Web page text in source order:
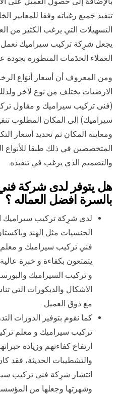
تنفيذ جَميع رغباته وفقا للمعايير
التسهيلات التي يرغب الكثير من
يجعل شرِكة تركيب سيراميك نعمل
العملاء الخدَمات المتطورة بجودة
ومن المعروف أن أسعار أنوَاع
الارضيات يختلف من نوع لآخر
(فنى تركيب سيراميك و مقاول
سيراميك) الى المكان المطلوب
ومعاينة المكان ثم تحديد أسعار
المتخصصين في ذلك طبقا للأنواع
والتصميم الذي يرغب في تنفيذه.
هل يتوفر لدى شركة
بالسرة افضل العماله ؟
لدى شرِكة تركيب
الجنسيات مثل الهند
فني تركيب سيراميك و
يتمتعون بكفاءة و خبرة
و تركيب السيراميك
الاشكال والديكورات التي
مع ذوق العميل.
كما نقوم بتوفير الدورات
تركيب سيراميك و معلم
ارتفاع كفاءتهم وزيادة
والتشطيبات الحديثة، فقد
انتشار شرِكة فني تركيب
وشهرتها وجعلها من